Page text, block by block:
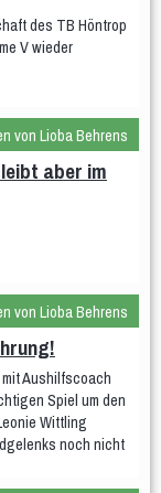
des TB Höntrop
V wieder
von Lioba Behrens
aber im
von Lioba Behrens
Aushilfscoach
Spiel um den
Wittling
noch nicht